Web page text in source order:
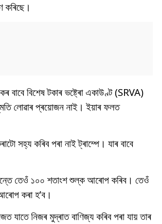
কৰিছে।
বাবে বিশেষ টকাৰ ভষ্ট্ৰো একাউণ্ট (SRVA)
লোৱাৰ প্ৰয়োজন নাই। ইয়াৰ ফলত
সহ্য কৰিব পৰা নাই ট্ৰাম্পে। যাৰ বাবে
তেন্তে তেওঁ ১০০ শতাংশ শুল্ক আৰোপ কৰিব। তেওঁ
কৰা হ’ব।
যাতে নিজৰ মুদ্ৰাত বাণিজ্য কৰিব পৰা যায় তাৰ